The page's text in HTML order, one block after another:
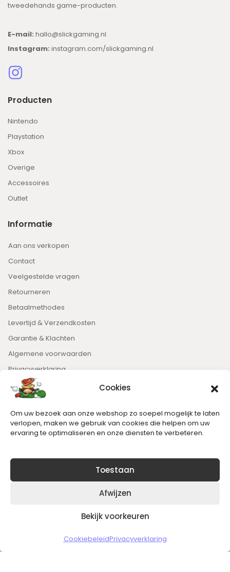
Cookies
Om uw bezoek aan onze webshop zo soepel mogelijk te laten
verlopen, maken we gebruik van cookies die helpen om uw
ervaring te optimaliseren en onze diensten te verbeteren.
Toestaan
Afwijzen
Bekijk voorkeuren
CookiebeleidPrivacyverklaring
tweedehands game-producten.
E-mail: hallo@slickgaming.nl
Instagram: instagram.com/slickgaming.nl
Producten
Nintendo
Playstation
Xbox
Overige
Accessoires
Outlet
Informatie
Aan ons verkopen
Contact
Veelgestelde vragen
Retourneren
Betaalmethodes
Levertijd & Verzendkosten
Garantie & Klachten
Algemene voorwaarden
Privacyverklaring
Nieuwsbrief
Blijft op de hoogte van het laatste nieuws.